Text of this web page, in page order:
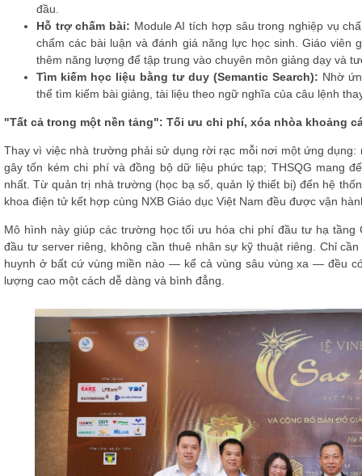
đầu.
Hỗ trợ chấm bài: Module AI tích hợp sâu trong nghiệp vụ
chấm các bài luận và đánh giá năng lực học sinh. Giáo
thêm năng lượng để tập trung vào chuyên môn giảng dạy và
Tìm kiếm học liệu bằng tư duy (Semantic Search): Nhờ
thể tìm kiếm bài giảng, tài liệu theo ngữ nghĩa của câu lệnh
"Tất cả trong một nền tảng": Tối ưu chi phí, xóa nhòa khoảng
Thay vì việc nhà trường phải sử dụng rời rạc mỗi nơi một ứng
gây tốn kém chi phí và đồng bộ dữ liệu phức tạp; THSQG mang
nhất. Từ quản trị nhà trường (học bạ số, quản lý thiết bị) đến hệ
khoa điện tử kết hợp cùng NXB Giáo dục Việt Nam đều được vận
Mô hình này giúp các trường học tối ưu hóa chi phí đầu tư hạ
đầu tư server riêng, không cần thuê nhân sự kỹ thuật riêng. Chỉ
huynh ở bất cứ vùng miền nào — kể cả vùng sâu vùng xa — đều
lượng cao một cách dễ dàng và bình đẳng.